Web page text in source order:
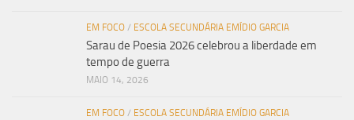
EM FOCO / ESCOLA SECUNDÁRIA EMÍDIO GARCIA
Sarau de Poesia 2026 celebrou a liberdade em
tempo de guerra
MAIO 14, 2026
EM FOCO / ESCOLA SECUNDÁRIA EMÍDIO GARCIA